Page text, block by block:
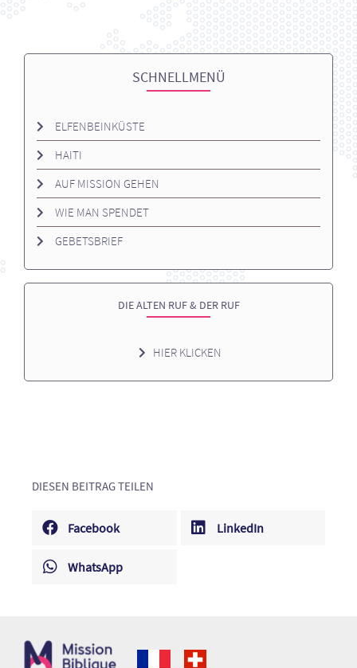
SCHNELLMENÜ
ELFENBEINKÜSTE
HAITI
AUF MISSION GEHEN
WIE MAN SPENDET
GEBETSBRIEF
DIE ALTEN RUF & DER RUF
HIER KLICKEN
DIESEN BEITRAG TEILEN
Facebook LinkedIn
WhatsApp